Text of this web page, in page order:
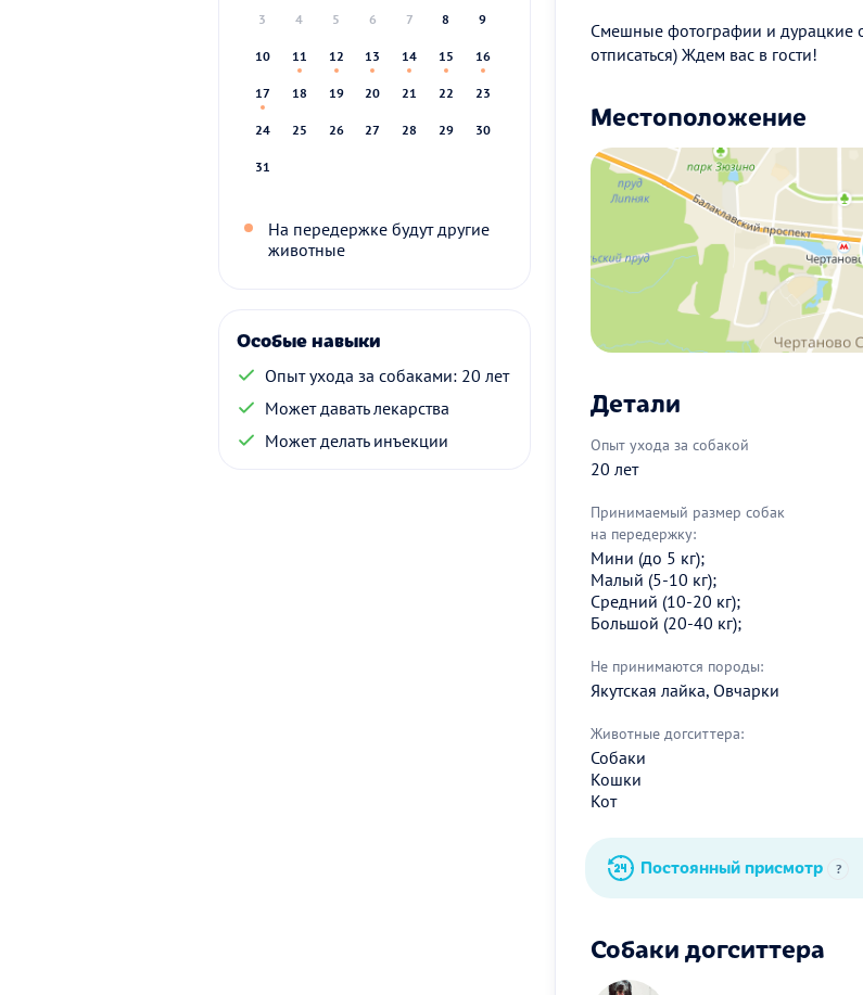
3 4 5 6 7 8 9
10 11 12 13 14 15 16
17 18 19 20 21 22 23
24 25 26 27 28 29 30
31
На передержке будут другие
животные
Особые навыки
Опыт ухода за собаками: 20 лет
Может давать лекарства
Может делать инъекции
Смешные фотографии и дурацкие
отписаться) Ждем вас в гости!
Местоположение
Детали
Опыт ухода за собакой
20 лет
Принимаемый размер собак
на передержку:
Мини (до 5 кг);
Малый (5-10 кг);
Средний (10-20 кг);
Большой (20-40 кг);
Не принимаются породы:
Якутская лайка, Овчарки
Животные догситтера:
Собаки
Кошки
Кот
Постоянный присмотр ?
Собаки догситтера